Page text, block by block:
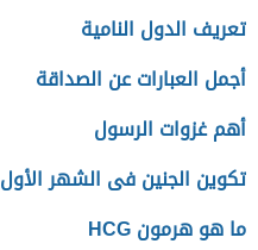
تعريف الدول النامية
أجمل العبارات عن الصداقة
أهم غزوات الرسول
تكوين الجنين فى الشهر الأول
ما هو هرمون HCG